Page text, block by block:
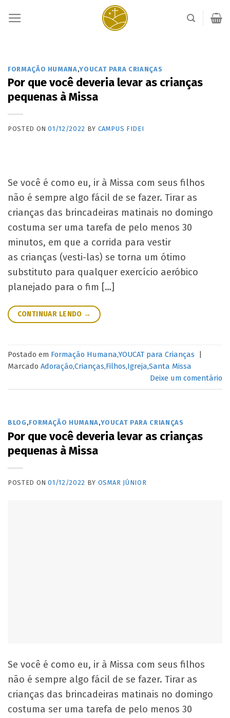
FORMAÇÃO HUMANA,YOUCAT PARA CRIANÇAS
Por que você deveria levar as crianças
pequenas à Missa
POSTED ON01/12/2022 BY CAMPUS FIDEI
Se você é como eu, ir à Missa com seus filhos
não é sempre algo fácil de se fazer. Tirar as
crianças das brincadeiras matinais no domingo
costuma ser uma tarefa de pelo menos 30
minutos, em que a corrida para vestir
as crianças (vesti-las) se torna um ótimo
substituto para qualquer exercício aeróbico
planejado para o fim […]
CONTINUAR LENDO →
Postado em Formação Humana,YOUCAT para Crianças
|
Marcado Adoração,Crianças,Filhos,Igreja,Santa Missa
Deixe um comentário
BLOG ,FORMAÇÃO HUMANA,YOUCAT PARA CRIANÇAS
Por que você deveria levar as crianças
pequenas à Missa
POSTED ON01/12/2022 BY OSMAR JÚNIOR
Se você é como eu, ir à Missa com seus filhos
não é sempre algo fácil de se fazer. Tirar as
crianças das brincadeiras matinais no domingo
costuma ser uma tarefa de pelo menos 30